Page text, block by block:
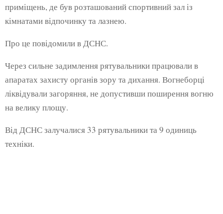
приміщень, де був розташований спортивний зал із
кімнатами відпочинку та лазнею.
Про це повідомили в ДСНС.
Через сильне задимлення рятувальники працювали в
апаратах захисту органів зору та дихання. Вогнеборці
ліквідували загоряння, не допустивши поширення вогню
на велику площу.
Від ДСНС залучалися 33 рятувальники та 9 одиниць
техніки.